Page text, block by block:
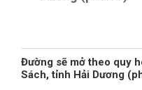
Đường sẽ mở theo quy
Sách, tỉnh Hải Dương